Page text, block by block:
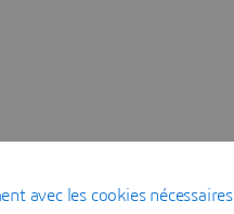
avec les cookies nécessaires